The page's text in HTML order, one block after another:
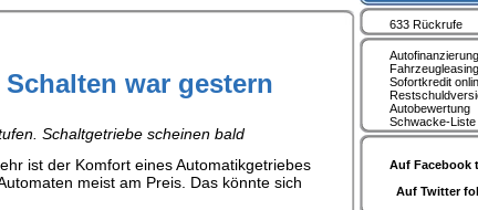
war gestern
Schaltgetriebe scheinen bald
ist der Komfort eines Automatikgetriebes
meist am Preis. Das könnte sich
633 Rückrufe
Autofinanzierung
Fahrzeugleasing
Sofortkredit
Autobewertung
Schwacke-Liste
Auf Facebook
Auf Twitter